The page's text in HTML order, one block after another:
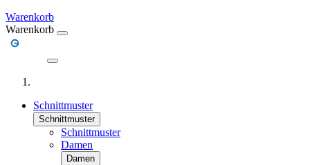
Warenkorb
Warenkorb
Schnittmuster
Schnittmuster
Schnittmuster
Damen
Damen